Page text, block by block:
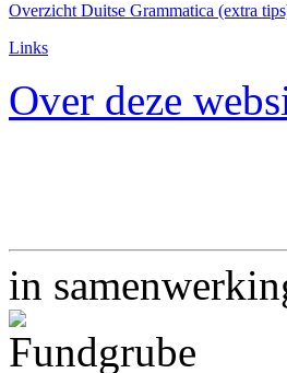
Overzicht Duitse Grammatica (extra
Links
Over deze
in